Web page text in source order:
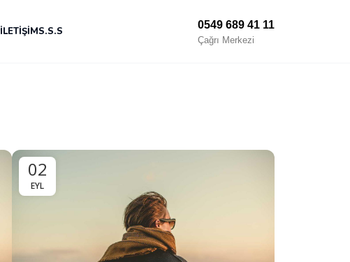
İLETIŞIMS.S.S
0549 689 41 11
Çağrı Merkezi
02
EYL